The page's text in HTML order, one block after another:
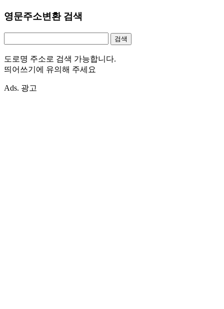
영문주소변환 검색
도로명 주소로 검색 가능합니다.
띄어쓰기에 유의해 주세요
Ads. 광고